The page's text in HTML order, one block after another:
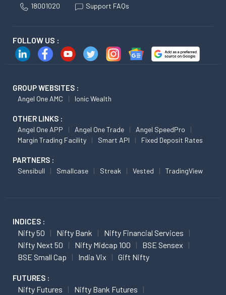
18001020 Support FAQs
FOLLOW US :
GROUP WEBSITES :
Angel One AMC Ionic Wealth
OTHER LINKS :
Angel One APP Angel One Trade
Angel SpeedPro
Margin Trading Facility
Smart API Fixed Deposit Rates
PARTNERS :
Sensibull Smallcase Streak Vested TradingView
INDICES :
Nifty 50 Nifty Bank
Nifty Financial Services
Nifty Next 50
Nifty Midcap 100
BSE Sensex
BSE Small Cap
India Vix Gift Nifty
FUTURES :
Nifty Futures
Nifty Bank Futures